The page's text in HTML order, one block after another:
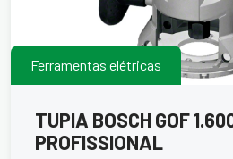
Ferramentas elétricas
TUPIA BOSCH GOF
PROFISSIONAL